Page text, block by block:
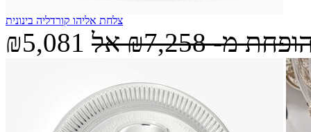
צלחת אליהו קורדליה בינונית
₪5,081 מ-₪7,258 אל